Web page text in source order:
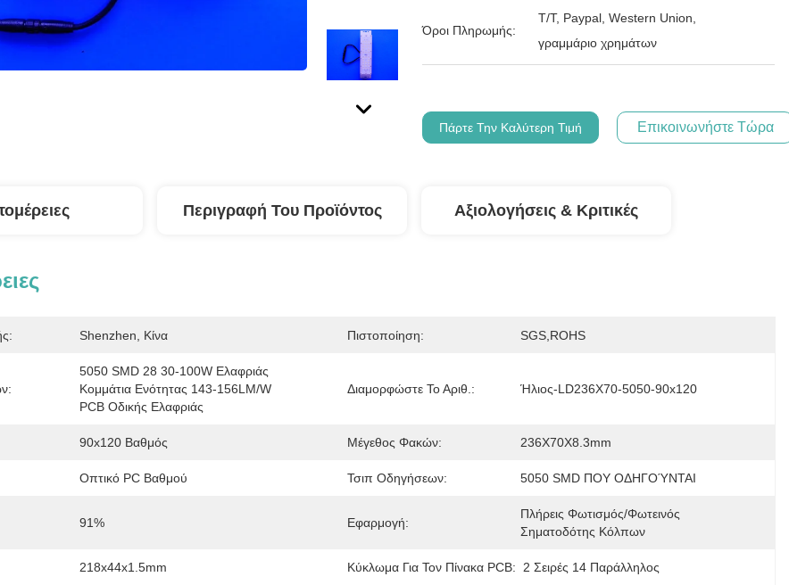
Όροι Πληρωμής:
T/T, Paypal, Western Union,
γραμμάριο χρημάτων
Πάρτε Την Καλύτερη Τιμή Επικοινωνήστε Τώρα
Περιγραφή Του Προϊόντος Αξιολογήσεις & Κριτικές
Shenzhen, Κίνα Πιστοποίηση: SGS,ROHS
5050 SMD 28 30-100W Ελαφριάς
Κομμάτια Ενότητας 143-156LM/W
PCB Οδικής Ελαφριάς
Διαμορφώστε Το Αριθ.: Ήλιος-LD236X70-5050-90x120
90x120 Βαθμός Μέγεθος Φακών: 236X70X8.3mm
Οπτικό PC Βαθμού Τσιπ Οδηγήσεων: 5050 SMD ΠΟΥ ΟΔΗΓΟΎΝΤΑΙ
91% Εφαρμογή:
Πλήρεις Φωτισμός/φωτεινός
Σηματοδότης Κόλπων
218x44x1.5mm Κύκλωμα Για Τον Πίνακα PCB: 2 Σειρές 14 Παράλληλος